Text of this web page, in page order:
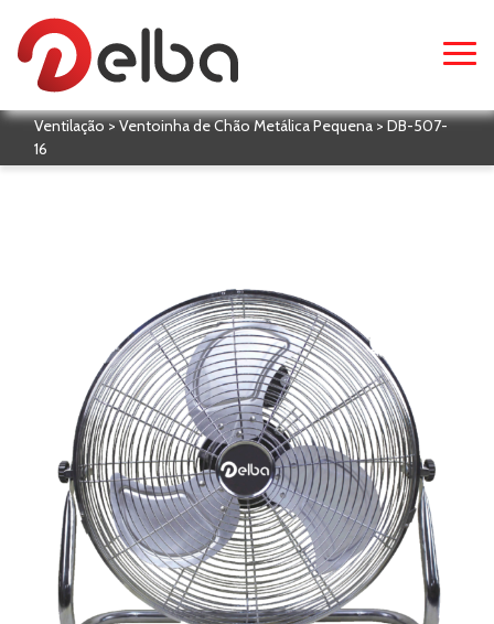
Ventilação > Ventoinha de Chão Metálica Pequena > DB-507-
16